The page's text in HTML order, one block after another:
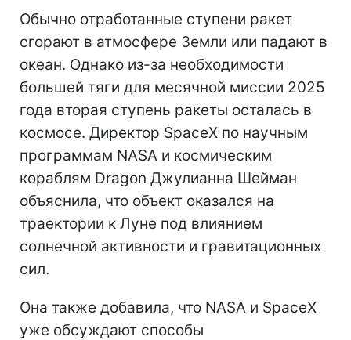
Обычно отработанные ступени ракет
сгорают в атмосфере Земли или падают в
океан. Однако из-за необходимости
большей тяги для месячной миссии 2025
года вторая ступень ракеты осталась в
космосе. Директор SpaceX по научным
программам NASA и космическим
кораблям Dragon Джулианна Шейман
объяснила, что объект оказался на
траектории к Луне под влиянием
солнечной активности и гравитационных
сил.
Она также добавила, что NASA и SpaceX
уже обсуждают способы